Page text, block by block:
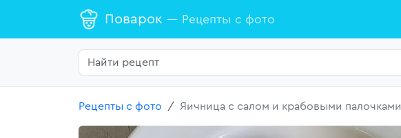
Поварок — Рецепты с фото
Рецепты с фото Яичница с салом и крабовыми палочками